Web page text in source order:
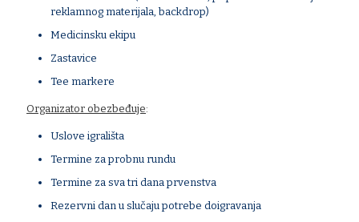
reklamnog materijala, backdrop)
Medicinsku ekipu
Zastavice
Tee markere
Organizator obezbeđuje:
Uslove igrališta
Termine za probnu rundu
Termine za sva tri dana prvenstva
Rezervni dan u slučaju potrebe doigravanja